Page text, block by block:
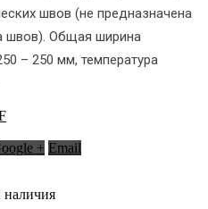
швов (не предназначена
швов). Общая ширина
– 250 мм, температура
+ Email
наличия